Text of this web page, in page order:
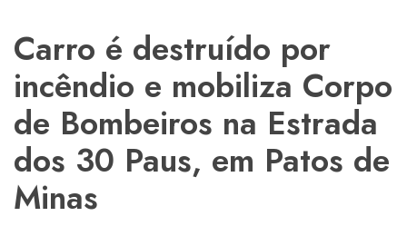
Carro é destruído por
incêndio e mobiliza Corpo
de Bombeiros na Estrada
dos 30 Paus, em Patos de
Minas